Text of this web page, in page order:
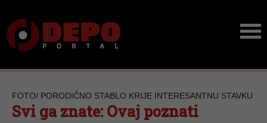
FOTO/ PORODIČNO STABLO KRIJE INTERESANTNU STAVKU
Svi ga znate: Ovaj poznati